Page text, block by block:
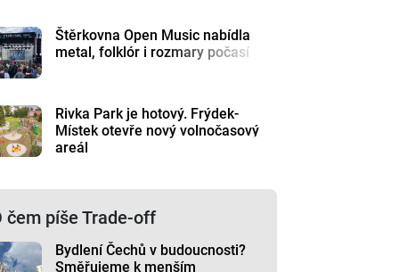
Štěrkovna Open Music nabídla
metal, folklór i rozmary počasí
Rivka Park je hotový. Frýdek-
Místek otevře nový volnočasový
areál
čem píše Trade-off
Bydlení Čechů v budoucnosti?
Směřujeme k menším